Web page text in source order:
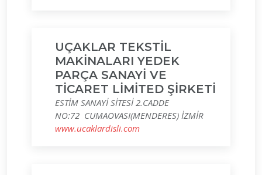
UÇAKLAR TEKSTİL
MAKİNALARI YEDEK
PARÇA SANAYİ VE
TİCARET LİMİTED ŞİRKETİ
ESTİM SANAYİ SİTESİ 2.CADDE
NO:72 CUMAOVASI(MENDERES) İZMİR
www.ucaklardisli.com